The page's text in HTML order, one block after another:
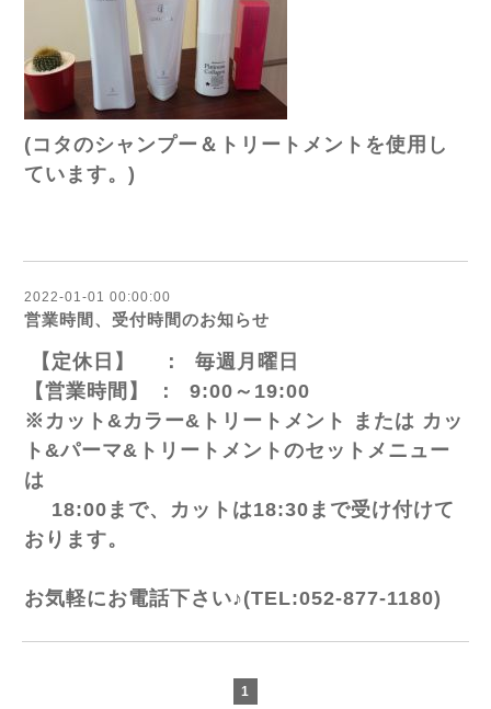
(コタのシャンプー＆トリートメントを使用し
ています。)
2022-01-01 00:00:00
営業時間、受付時間のお知らせ
【定休日】 ： 毎週月曜日
【営業時間】 ： 9:00～19:00
※カット&カラー&トリートメント または カッ
ト&パーマ&トリートメントのセットメニュー
は
18:00まで、カットは18:30まで受け付けて
おります。
お気軽にお電話下さい♪(TEL:052-877-1180)
1